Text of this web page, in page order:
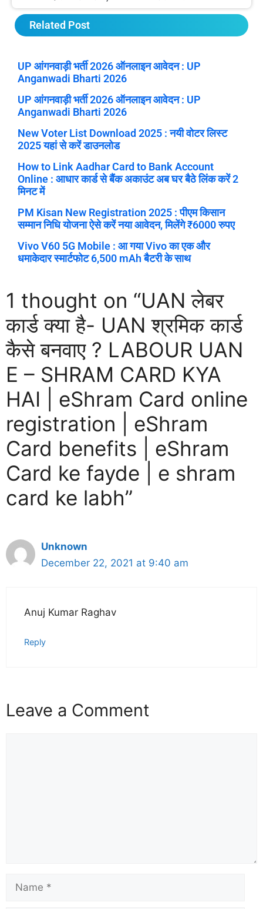
Related Post
UP आंगनवाड़ी भर्ती 2026 ऑनलाइन आवेदन : UP
Anganwadi Bharti 2026
UP आंगनवाड़ी भर्ती 2026 ऑनलाइन आवेदन : UP
Anganwadi Bharti 2026
New Voter List Download 2025 : नयी वोटर लिस्ट
2025 यहां से करें डाउनलोड
How to Link Aadhar Card to Bank Account
Online : आधार कार्ड से बैंक अकाउंट अब घर बैठे लिंक करें 2
मिनट में
PM Kisan New Registration 2025 : पीएम किसान
सम्मान निधि योजना ऐसे करें नया आवेदन, मिलेंगे ₹6000 रुपए
Vivo V60 5G Mobile : आ गया Vivo का एक और
धमाकेदार स्मार्टफोट 6,500 mAh बैटरी के साथ
1 thought on “UAN लेबर
कार्ड क्या है- UAN श्रमिक कार्ड
कैसे बनवाए ? LABOUR UAN
E – SHRAM CARD KYA
HAI | eShram Card online
registration | eShram
Card benefits | eShram
Card ke fayde | e shram
card ke labh”
Unknown
December 22, 2021 at 9:40 am
Anuj Kumar Raghav
Reply
Leave a Comment